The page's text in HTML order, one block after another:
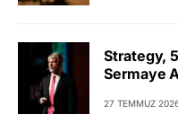
Strategy, 5
Sermaye
27 TEMMUZ